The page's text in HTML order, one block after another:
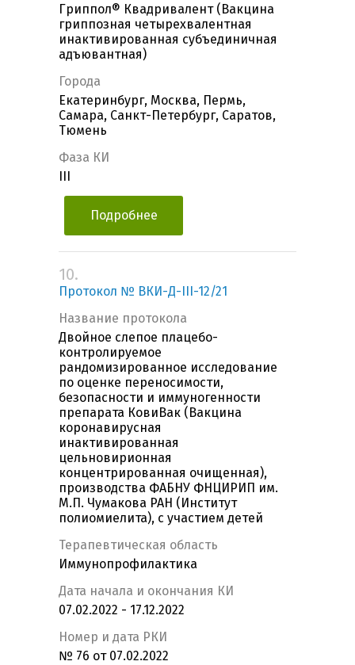
Гриппол® Квадривалент (Вакцина
гриппозная четырехвалентная
инактивированная субъединичная
адъювантная)
Города
Екатеринбург, Москва, Пермь,
Самара, Санкт-Петербург, Саратов,
Тюмень
Фаза КИ
Подробнее
10.
Протокол № ВКИ-Д-III-12/21
Название протокола
Двойное слепое плацебо-
контролируемое
рандомизированное исследование
по оценке переносимости,
безопасности и иммуногенности
препарата КовиВак (Вакцина
коронавирусная
инактивированная
цельновирионная
концентрированная очищенная),
производства ФАБНУ ФНЦИРИП им.
М.П. Чумакова РАН (Институт
полиомиелита), с участием детей
Терапевтическая область
Иммунопрофилактика
Дата начала и окончания КИ
07.02.2022 - 17.12.2022
Номер и дата РКИ
№ 76 от 07.02.2022